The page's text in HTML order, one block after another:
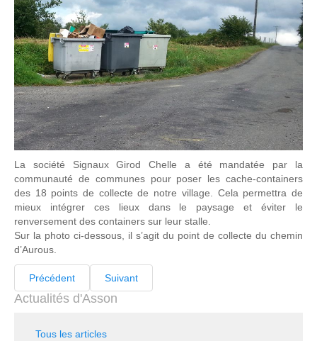
La société Signaux Girod Chelle a été mandatée par la
communauté de communes pour poser les cache-containers
des 18 points de collecte de notre village. Cela permettra de
mieux intégrer ces lieux dans le paysage et éviter le
renversement des containers sur leur stalle.
Sur la photo ci-dessous, il s’agit du point de collecte du chemin
d’Aurous.
Précédent Suivant
Actualités d'Asson
Tous les articles